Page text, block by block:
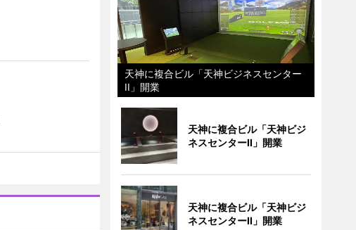
天神に複合ビル「天神ビジネスセンター
II」開業
天神に複合ビル「天神ビジ
ネスセンターII」開業
天神に複合ビル「天神ビジ
ネスセンターII」開業